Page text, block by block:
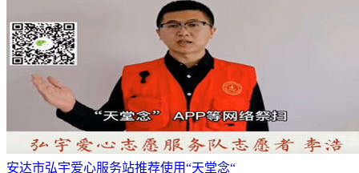
安达市弘宇爱心服务站推荐使用“天堂念“